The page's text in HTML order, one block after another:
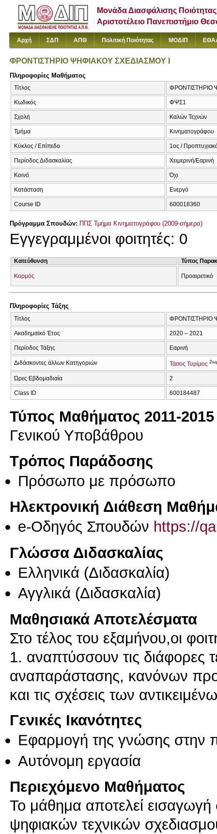
Μονάδα Διασφάλισης Ποιότητας
Αριστοτέλειο Πανεπιστήμιο
Αρχή ΣΔΠ ΑΠΘ Πολιτική Ποιότητας ΜΟΔΙΠ
ΦΡΟΝΤΙΣΤΗΡΙΟ ΨΗΦΙΑΚΟΥ ΣΧΕΔΙΑΣΜΟΥ Ι
Πληροφορίες Μαθήματος
Τίτλος ΦΡΟΝΤΙΣΤΗΡΙΟ
Κωδικός ΦΨΣ1
Σχολή Καλών Τεχνών
Τμήμα Κινηματογράφου
Κύκλος / Επίπεδο 1ος /
Περίοδος Διδασκαλίας Χειμερινή/Εαρινή
Κοινό Όχι
Κατάσταση Ενεργό
Course ID 600018360
Πρόγραμμα Σπουδών: ΠΠΣ Τμήμα Κινηματογράφου (2009-σήμερα)
Εγγεγραμμένοι φοιτητές: 0
Κατεύθυνση Τύπος
Κορμός Προαιρετικό
Πληροφορίες Τάξης
Τίτλος ΦΡΟΝΤΙΣΤΗΡΙΟ
Ακαδημαϊκό Έτος 2020 – 2021
Περίοδος Τάξης Εαρινή
Διδάσκοντες άλλων Κατηγοριών Τάσος Τυρίμος
Ώρες Εβδομαδιαία 2
Class ID 600184487
Τύπος Μαθήματος 2011-2015
Γενικού Υποβάθρου
Τρόπος Παράδοσης
Πρόσωπο με πρόσωπο
Ηλεκτρονική Διάθεση
e-Οδηγός Σπουδών https://
Γλώσσα Διδασκαλίας
Ελληνικά (Διδασκαλία)
Αγγλικά (Διδασκαλία)
Μαθησιακά Αποτελέσματα
Στο τέλος του εξαμήνου,οι
1. αναπτύσσουν τις διάφορες
αναπαράστασης, κανόνων
και τις σχέσεις των
Γενικές Ικανότητες
Εφαρμογή της γνώσης στην
Αυτόνομη εργασία
Περιεχόμενο Μαθήματος
Το μάθημα αποτελεί
ψηφιακών τεχνικών